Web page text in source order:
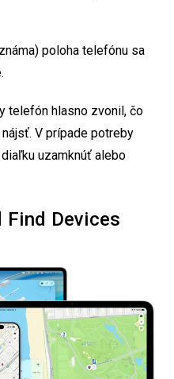
poloha telefónu sa
telefón hlasno zvonil, čo
V prípade potreby
uzamknúť alebo
Find Devices